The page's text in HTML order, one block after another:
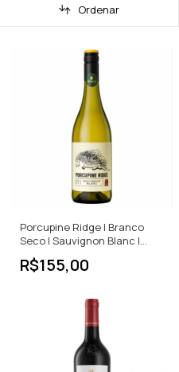
Ordenar
Porcupine Ridge | Branco
Seco | Sauvignon Blanc |
R$155,00